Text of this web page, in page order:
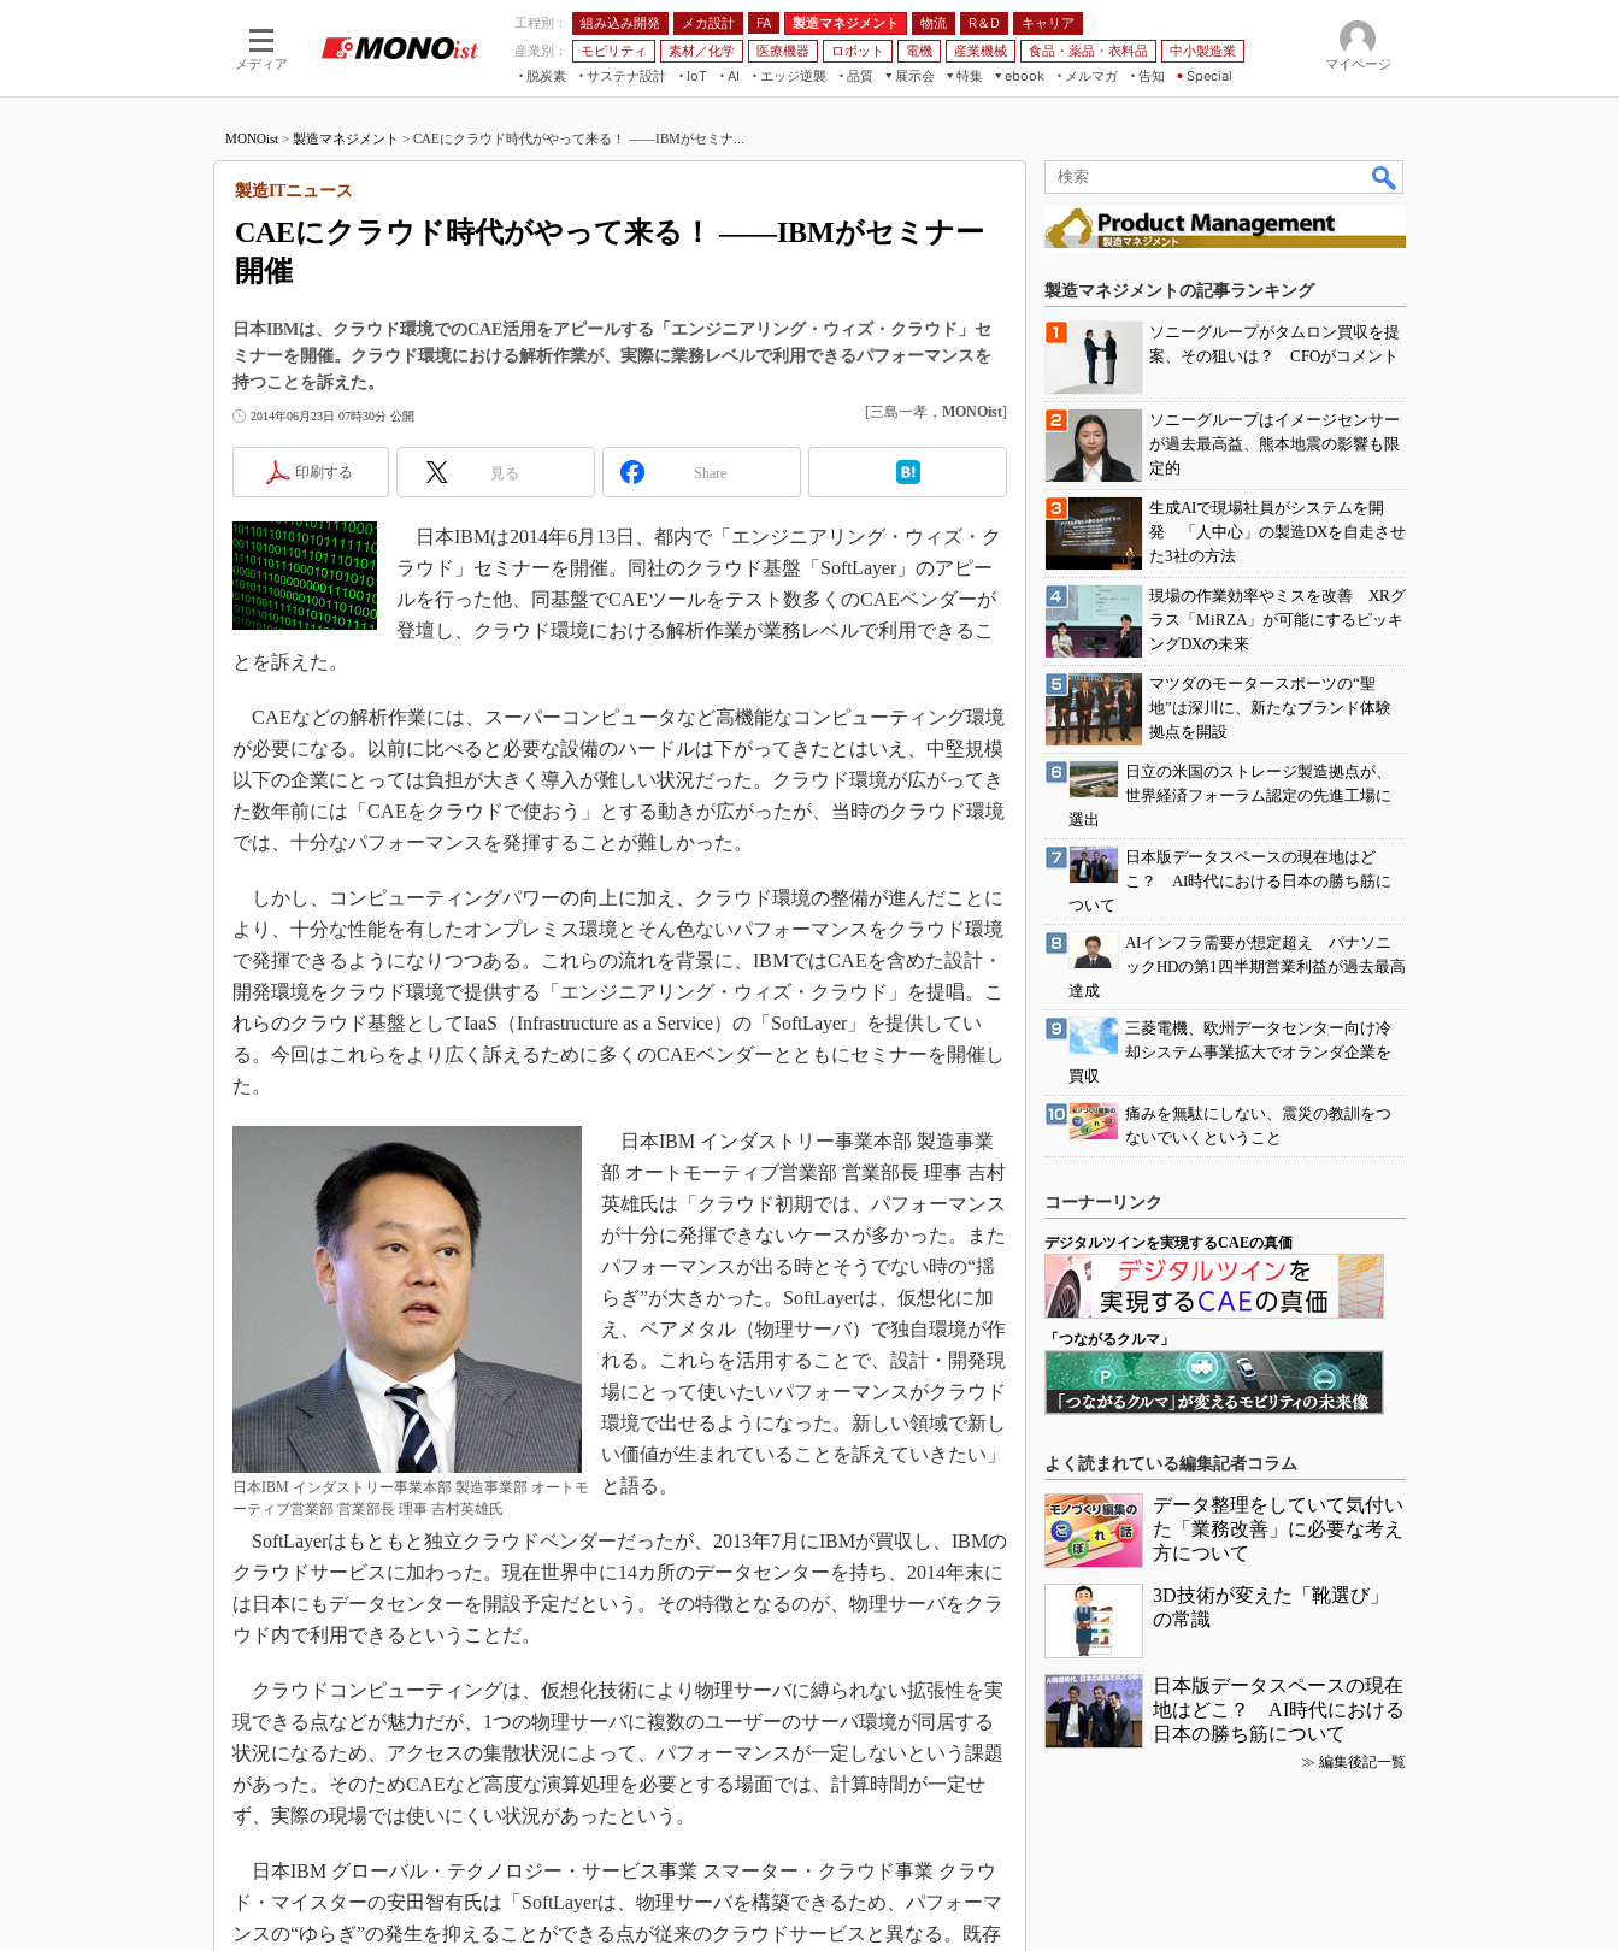
メディア
工程別： 組み込み開発 メカ設計 FA 製造マネジメント 物流 R＆D
キャリア
産業別：
モビリティ 素材／化学 医療機器 ロボット 電機 産業機械 食品・薬品・衣料品
中小製造業
脱炭素
サステナ設計
IoT
つながる工場
AI
AI×設備保全
エッジ逆襲 品質
展示会
JIMTOF
IIFES
TECHNO-FRONTIER
EdgeTech+
AUTOMOTIVE WORLD
産業オープンネット展
特集
つながるクルマ
組み込み画像技術
組み込みモデリング
ISO26262
3Dプリンタ
S＆OP
メイドインジャパン
植物工場
知財マネジメント
グローバル設計・開発
制御セキュリティ
新型コロナへの対応
ebook
メルマガ
告知 Special
マイページ
MONOist > 製造マネジメント > CAEにクラウド時代がやって来る！ ――IBMがセミナ...
CAEにクラウド時代がやって来る！ ――IBMがセミナー
開催
製造ITニュース
日本IBMは、クラウド環境でのCAE活用をアピールする「エンジニアリング・ウィズ・クラウド」セ
ミナーを開催。クラウド環境における解析作業が、実際に業務レベルで利用できるパフォーマンスを
持つことを訴えた。
2014年06月23日 07時30分 公開 [三島一孝， MONOist]
印刷する 見る Share
日本IBMは2014年6月13日、都内で「エンジニアリング・ウィズ・ク
ラウド」セミナーを開催。同社のクラウド基盤「SoftLayer」のアピー
ルを行った他、同基盤でCAEツールをテスト数多くのCAEベンダーが
登壇し、クラウド環境における解析作業が業務レベルで利用できるこ
とを訴えた。
CAEなどの解析作業には、スーパーコンピュータなど高機能なコンピューティング環境
が必要になる。以前に比べると必要な設備のハードルは下がってきたとはいえ、中堅規模
以下の企業にとっては負担が大きく導入が難しい状況だった。クラウド環境が広がってき
た数年前には「CAEをクラウドで使おう」とする動きが広がったが、当時のクラウド環境
では、十分なパフォーマンスを発揮することが難しかった。
しかし、コンピューティングパワーの向上に加え、クラウド環境の整備が進んだことに
より、十分な性能を有したオンプレミス環境とそん色ないパフォーマンスをクラウド環境
で発揮できるようになりつつある。これらの流れを背景に、IBMではCAEを含めた設計・
開発環境をクラウド環境で提供する「エンジニアリング・ウィズ・クラウド」を提唱。こ
れらのクラウド基盤としてIaaS（Infrastructure as a Service）の「SoftLayer」を提供してい
る。今回はこれらをより広く訴えるために多くのCAEベンダーとともにセミナーを開催し
た。
日本IBM インダストリー事業本部 製造事業部 オートモ
ーティブ営業部 営業部長 理事 吉村英雄氏
日本IBM インダストリー事業本部 製造事業
部 オートモーティブ営業部 営業部長 理事 吉村
英雄氏は「クラウド初期では、パフォーマンス
が十分に発揮できないケースが多かった。また
パフォーマンスが出る時とそうでない時の“揺
らぎ”が大きかった。SoftLayerは、仮想化に加
え、ベアメタル（物理サーバ）で独自環境が作
れる。これらを活用することで、設計・開発現
場にとって使いたいパフォーマンスがクラウド
環境で出せるようになった。新しい領域で新し
い価値が生まれていることを訴えていきたい」
と語る。
SoftLayerはもともと独立クラウドベンダーだったが、2013年7月にIBMが買収し、IBMの
クラウドサービスに加わった。現在世界中に14カ所のデータセンターを持ち、2014年末に
は日本にもデータセンターを開設予定だという。その特徴となるのが、物理サーバをクラ
ウド内で利用できるということだ。
クラウドコンピューティングは、仮想化技術により物理サーバに縛られない拡張性を実
現できる点などが魅力だが、1つの物理サーバに複数のユーザーのサーバ環境が同居する
状況になるため、アクセスの集散状況によって、パフォーマンスが一定しないという課題
があった。そのためCAEなど高度な演算処理を必要とする場面では、計算時間が一定せ
ず、実際の現場では使いにくい状況があったという。
日本IBM グローバル・テクノロジー・サービス事業 スマーター・クラウド事業 クラウ
ド・マイスターの安田智有氏は「SoftLayerは、物理サーバを構築できるため、パフォーマ
ンスの“ゆらぎ”の発生を抑えることができる点が従来のクラウドサービスと異なる。既存
製造マネジメントの記事ランキング
ソニーグループがタムロン買収を提
案、その狙いは？ CFOがコメント
ソニーグループはイメージセンサー
が過去最高益、熊本地震の影響も限
定的
生成AIで現場社員がシステムを開
発 「人中心」の製造DXを自走させ
た3社の方法
現場の作業効率やミスを改善 XRグ
ラス「MiRZA」が可能にするピッキ
ングDXの未来
マツダのモータースポーツの“聖
地”は深川に、新たなブランド体験
拠点を開設
日立の米国のストレージ製造拠点が、
世界経済フォーラム認定の先進工場に
選出
日本版データスペースの現在地はど
こ？ AI時代における日本の勝ち筋に
ついて
AIインフラ需要が想定超え パナソニ
ックHDの第1四半期営業利益が過去最高
達成
三菱電機、欧州データセンター向け冷
却システム事業拡大でオランダ企業を
買収
痛みを無駄にしない、震災の教訓をつ
ないでいくということ
コーナーリンク
デジタルツインを実現するCAEの真価
「つながるクルマ」
よく読まれている編集記者コラム
データ整理をしていて気付い
た「業務改善」に必要な考え
方について
3D技術が変えた「靴選び」
の常識
日本版データスペースの現在
地はどこ？ AI時代における
日本の勝ち筋について
≫ 編集後記一覧